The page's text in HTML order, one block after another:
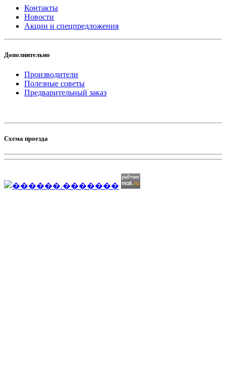
Контакты
Новости
Акции и спецпредложения
Дополнительно
Производители
Полезные советы
Предварительный заказ
Схема проезда